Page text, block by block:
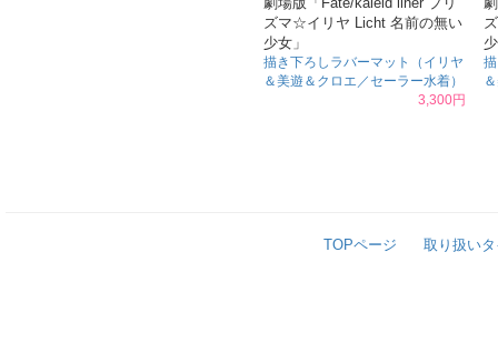
ズマ☆イリヤ Licht 名前の無い
少女」
描き下ろしラバーマット（イリヤ
＆美遊＆クロエ／セーラー水着）
3,300円
TOPページ 取り扱い